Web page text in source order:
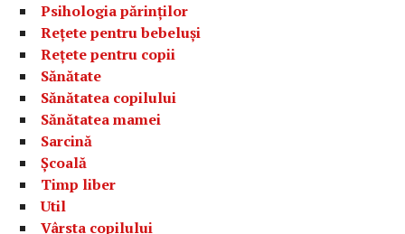
Psihologia părinților
Rețete pentru bebeluși
Rețete pentru copii
Sănătate
Sănătatea copilului
Sănătatea mamei
Sarcină
Școală
Timp liber
Util
Vârsta copilului